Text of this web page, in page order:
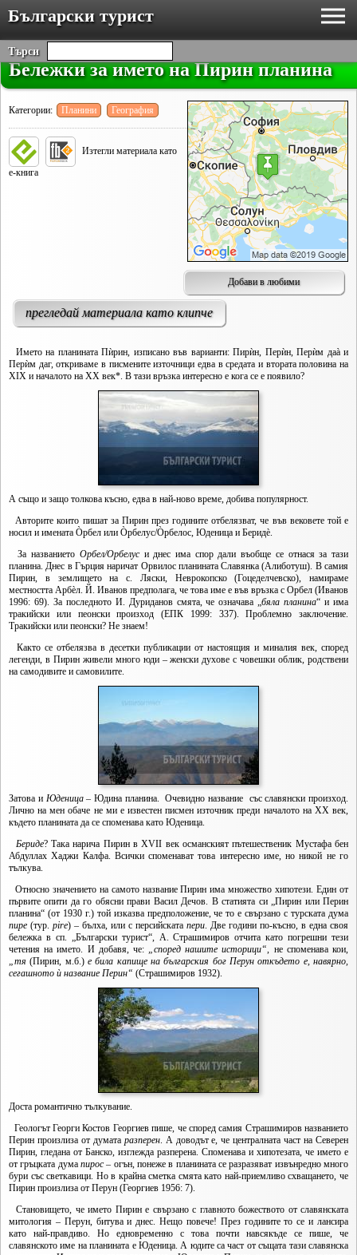
Български турист
Търси
Бележки за името на Пирин планина
Добави в любими
Категории: Планини География
Изтегли материала като
е-книга
прегледай материала като клипче
Името на планината Пѝрин, изписано във варианти: Пирѝн, Перѝн, Перѝм даà и
Перѝм даг, откриваме в писмените източници едва в средата и втората половина на
XIX и началото на XX век*. В тази връзка интересно е кога се е появило?
А също и защо толкова късно, едва в най-ново време, добива популярност.
Авторите които пишат за Пирин през годините отбелязват, че във вековете той е
носил и имената Òрбел или Òрбелус/Òрбелос, Юденица и Беридè.
За названието Орбел/Орбелуси днес има спор дали въобще се отнася за тази
планина. Днес в Гърция наричат Орвилос планината Славянка (Алиботуш). В самия
Пирин, в землището на с. Ляски, Неврокопско (Гоцеделчевско), намираме
местността Арбèл. Й. Иванов предполага, че това име е във връзка с Орбел (Иванов
1996: 69). За последното И. Дуриданов смята, че означава „бяла планина“ и има
тракийски или пеонски произход (ЕПК 1999: 337). Проблемно заключение.
Тракийски или пеонски? Не знаем!
Както се отбелязва в десетки публикации от настоящия и миналия век, според
легенди, в Пирин живели много юди – женски духове с човешки облик, родствени
на самодивите и самовилите.
Затова и Юденица– Юдина планина. Очевидно название със славянски произход.
Лично на мен обаче не ми е известен писмен източник преди началото на XX век,
където планината да се споменава като Юденица.
Бериде? Така нарича Пирин в XVII век османският пътешественик Мустафа бен
Абдуллах Хаджи Калфа. Всички споменават това интересно име, но никой не го
тълкува.
Относно значението на самото название Пирин има множество хипотези. Един от
първите опити да го обясни прави Васил Дечов. В статията си „Пирин или Перин
планина“ (от 1930 г.) той изказва предположение, че то е свързано с турската дума
пире (тур. pire) – бълха, или с персийската пери. Две години по-късно, в една своя
бележка в сп. „Български турист“, А. Страшимиров отчита като погрешни тези
четения на името. И добавя, че: „според нашите историци“, не споменава кои,
„тя (Пирин, м.б.) е била капище на българския бог Перун откъдето е, навярно,
сегашното ѝ название Перин“ (Страшимиров 1932).
Доста романтично тълкувание.
Геологът Георги Костов Георгиев пише, че според самия Страшимиров названието
Перин произлиза от думата разперен. А доводът е, че централната част на Северен
Пирин, гледана от Банско, изглежда разперена. Споменава и хипотезата, че името е
от гръцката дума пирос– огън, понеже в планината се разразяват извънредно много
бури със светкавици. Но в крайна сметка смята като най-приемливо схващането, че
Пирин произлиза от Перун (Георгиев 1956: 7).
Становището, че името Пирин е свързано с главното божеството от славянската
митология – Перун, битува и днес. Нещо повече! През годините то се и лансира
като най-правдиво. Но едновременно с това почти навсякъде се пише, че
славянското име на планината е Юденица. А юдите са част от същата тази славянска